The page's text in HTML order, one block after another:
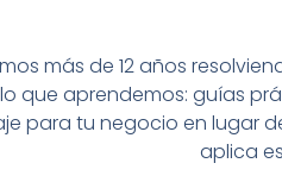
más de 12 años
que aprendemos: guías
para tu negocio en lugar
aplica